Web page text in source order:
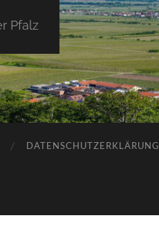
Pfalz
DATENSCHUTZERKLÄRUNG